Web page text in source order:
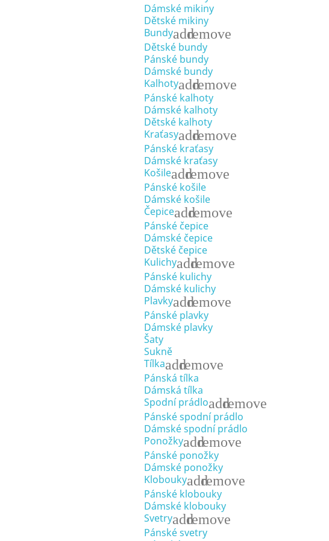
Dámské mikiny
Dětské mikiny
Bundyaddremove
Dětské bundy
Pánské bundy
Dámské bundy
Kalhotyaddremove
Pánské kalhoty
Dámské kalhoty
Dětské kalhoty
Kraťasyaddremove
Pánské kraťasy
Dámské kraťasy
Košileaddremove
Pánské košile
Dámské košile
Čepiceaddremove
Pánské čepice
Dámské čepice
Dětské čepice
Kulichyaddremove
Pánské kulichy
Dámské kulichy
Plavkyaddremove
Pánské plavky
Dámské plavky
Šaty
Sukně
Tílkaaddremove
Pánská tílka
Dámská tílka
Spodní prádloaddremove
Pánské spodní prádlo
Dámské spodní prádlo
Ponožkyaddremove
Pánské ponožky
Dámské ponožky
Kloboukyaddremove
Pánské klobouky
Dámské klobouky
Svetryaddremove
Pánské svetry